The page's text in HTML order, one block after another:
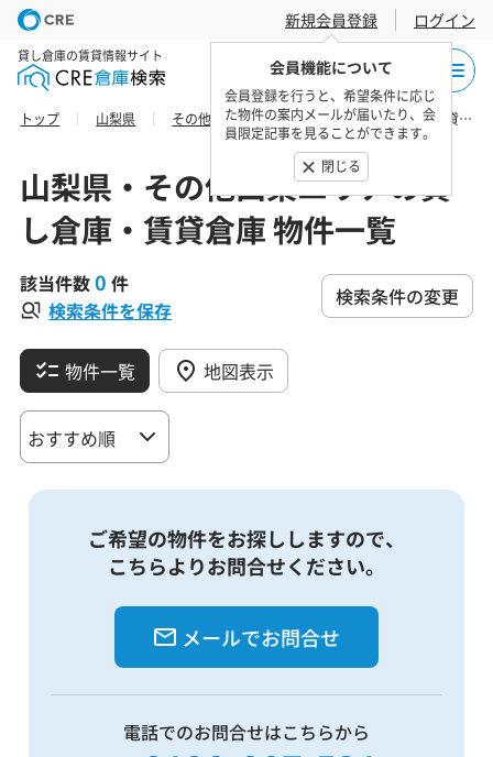
新規会員登録
会員機能について
会員登録を行うと、希望条件に応じ
た物件の案内メールが届いたり、会
員限定記事を見ることができます。
閉じる
ログイン
貸し倉庫の賃貸情報サイト
トップ 山梨県 その他山梨エリア 甲府市の貸し倉庫・賃貸倉庫 物件一覧
山梨県・その他山梨エリアの貸
し倉庫・賃貸倉庫 物件一覧
該当件数0 件
検索条件を保存
検索条件の変更
物件一覧 地図表示
ご希望の物件をお探ししますので、
こちらよりお問合せください。
メールでお問合せ
電話でのお問合せはこちらから